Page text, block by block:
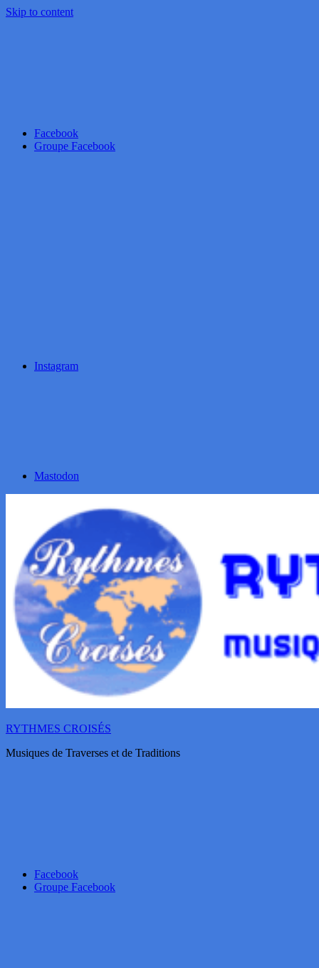
Skip to content
Facebook
Groupe Facebook
Instagram
Mastodon
RYTHMES CROISÉS
Musiques de Traverses et de Traditions
Facebook
Groupe Facebook